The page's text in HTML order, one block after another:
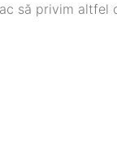
să privim altfel